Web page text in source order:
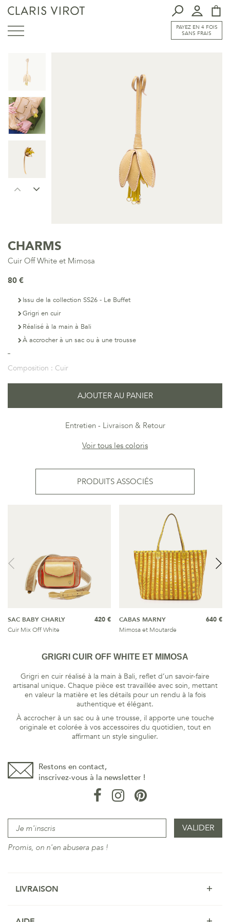
PAYEZ EN 4 FOIS
SANS FRAIS
CHARMS
Cuir Off White et Mimosa
80 €
Issu de la collection SS26 - Le Buffet
Grigri en cuir
Réalisé à la main à Bali
À accrocher à un sac ou à une trousse
Composition : Cuir
AJOUTER AU PANIER
Entretien
Livraison & Retour
Voir tous les coloris
PRODUITS ASSOCIÉS
SAC BABY CHARLY
Cuir Mix Off White
420 €
CABAS MARNY
Mimosa et Moutarde
640 €
GRIGRI CUIR OFF WHITE ET MIMOSA
Grigri en cuir réalisé à la main à Bali, reflet d’un savoir-faire
artisanal unique. Chaque pièce est travaillée avec soin, mettant
en valeur la matière et les détails pour un rendu à la fois
authentique et élégant.
À accrocher à un sac ou à une trousse, il apporte une touche
originale et colorée à vos accessoires du quotidien, tout en
affirmant un style singulier.
Restons en contact,
inscrivez-vous à la newsletter !
Promis, on n'en abusera pas !
LIVRAISON